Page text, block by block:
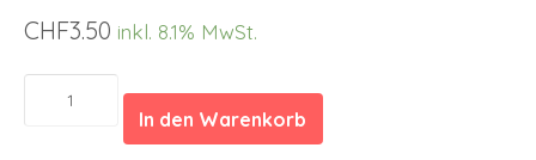
CHF3.50 inkl. 8.1% MwSt.
Grusskette
Happy
Birthday
In den Warenkorb